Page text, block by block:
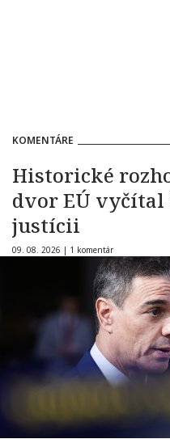
KOMENTÁRE
Historické
dvor EÚ vyčítal
justícii
09. 08. 2026 | 1 komentár